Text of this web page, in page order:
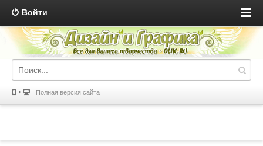
Войти
Полная версия сайта